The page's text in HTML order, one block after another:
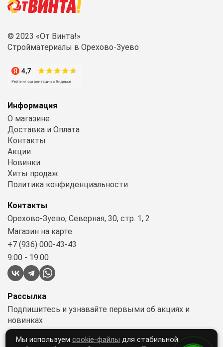
© 2023 «От Винта!»
Стройматериалы в Орехово-Зуево
Контакты
Орехово-Зуево, Северная, 30, стр. 1, 2
Магазин на карте
+7 (936) 000-43-43
9:00 - 19:00
Информация
О магазине
Доставка и Оплата
Контакты
Акции
Новинки
Хиты продаж
Политика конфиденциальности
Рассылка
Подпишитесь и узнавайте первыми об акциях и
новинках
Мы используемcookie-файлы для стабильной